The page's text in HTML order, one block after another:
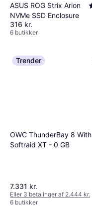
ASUS ROG Strix Arion
NVMe SSD Enclosure
316 kr.
6 butikker
Trender
OWC ThunderBay 8 With
Softraid XT - 0 GB
7.331 kr.
Eller 3 betalinger af 2.444 kr.
6 butikker